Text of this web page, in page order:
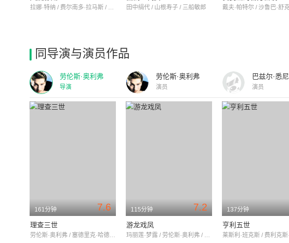
拉娜·特纳 / 费尔南多·拉马斯 / 尤娜·默克尔 田中绢代 / 山根寿子 / 三船敏郎
同导演与演员作品
劳伦斯·奥利弗
导演
劳伦斯·奥利弗
演员
巴兹尔·悉尼
演员
7.6
161分钟
理查三世
劳伦斯·奥利弗 / 塞德里克·哈德威克 / 尼古拉斯·汉嫩
7.2
115分钟
游龙戏凤
玛丽莲·梦露 / 劳伦斯·奥利弗 / 西碧尔·索恩迪克
137分钟
亨利五世